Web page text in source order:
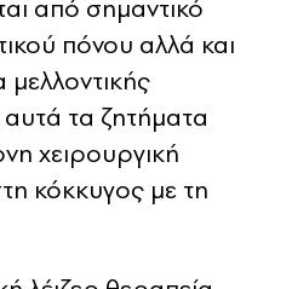
από σημαντικό
πόνου αλλά και
τα ζητήματα
χειρουργική
κόκκυγος με τη